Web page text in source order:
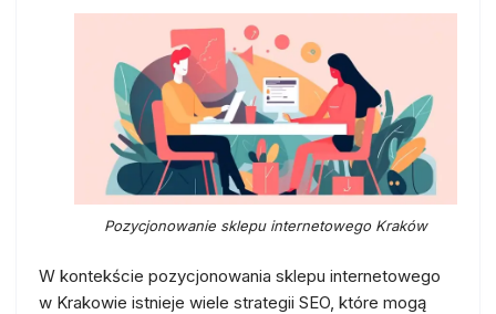
Pozycjonowanie sklepu internetowego Kraków
W kontekście pozycjonowania sklepu internetowego
w Krakowie istnieje wiele strategii SEO, które mogą